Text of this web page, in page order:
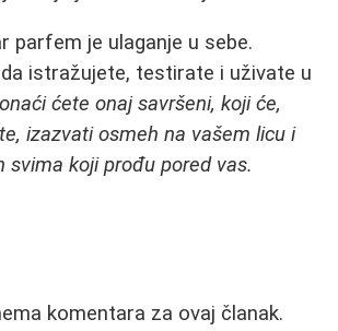
parfem je ulaganje u sebe.
istražujete, testirate i uživate u
ćete onaj savršeni, koji će,
izazvati osmeh na vašem licu i
svima koji prođu pored vas.
komentara za ovaj članak.